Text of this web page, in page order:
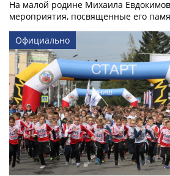
На малой родине Михаила
мероприятия, посвященные его
Официально